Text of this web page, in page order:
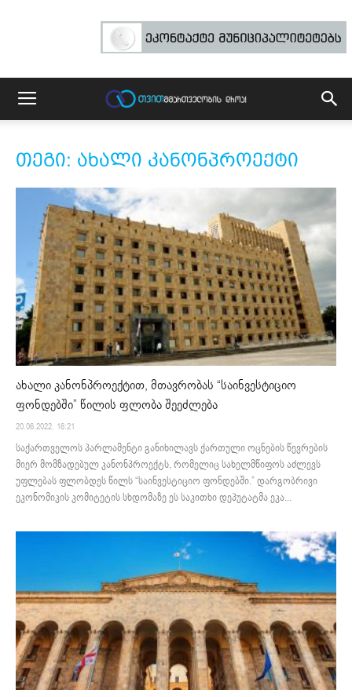
თეგი: ახალი კანონპროექტი
ახალი კანონპროექტით, მთავრობას “საინვესტიციო
ფონდებში” წილის ფლობა შეეძლება
20.06.2022. 16:21
საქართველოს პარლამენტი განიხილავს ქართული ოცნების წევრების
მიერ მომზადებულ კანონპროექტს, რომელიც სახელმწიფოს აძლევს
უფლებას ფლობდეს წილს “საინვესტიციო ფონდებში.” დარგობრივი
ეკონომიკის კომიტეტის სხდომაზე ეს საკითხი დეპუტატმა ეკა...